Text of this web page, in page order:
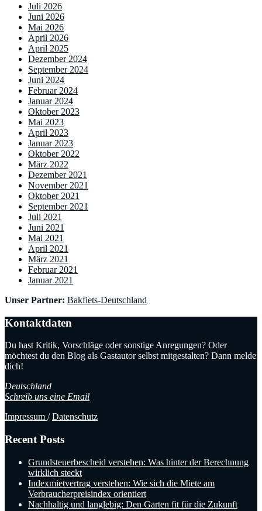
Juli 2026
Juni 2026
Mai 2026
April 2026
April 2025
Dezember 2024
September 2024
Juni 2024
Februar 2024
Januar 2024
Oktober 2023
Mai 2023
April 2023
Januar 2023
Oktober 2022
März 2022
Dezember 2021
November 2021
Oktober 2021
September 2021
Juli 2021
Juni 2021
Mai 2021
April 2021
März 2021
Februar 2021
Januar 2021
Unser Partner: Bakfiets-Deutschland
Kontaktdaten
Du hast Kritik, Vorschläge oder sonstige Anregungen? Oder
möchtest du den Blog als Gastautor selbst mitgestalten? Dann melde
dich!
Deutschland
Schreib uns eine Email
Impressum /Datenschutz
Recent Posts
Grundsteuerbescheid verstehen: Was hinter der Berechnung
wirklich steckt
Indexmietvertrag verstehen: Wie sich die Miete am
Verbraucherpreisindex orientiert
Nachhaltig und langlebig: Den Garten fit für die Zukunft